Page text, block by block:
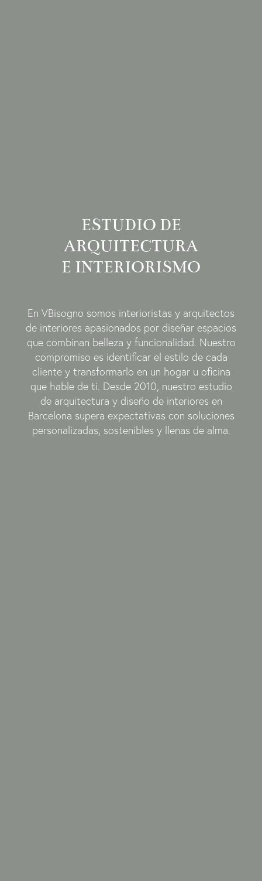
ESTUDIO DE
ARQUITECTURA
E INTERIORISMO
En VBisogno somos interioristas y arquitectos
de interiores apasionados por diseñar espacios
que combinan belleza y funcionalidad. Nuestro
compromiso es identificar el estilo de cada
cliente y transformarlo en un hogar u oficina
que hable de ti. Desde 2010, nuestro estudio
de arquitectura y diseño de interiores en
Barcelona supera expectativas con soluciones
personalizadas, sostenibles y llenas de alma.